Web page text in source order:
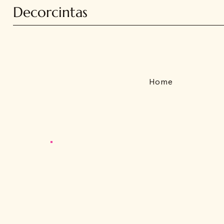
Decorcintas
Home